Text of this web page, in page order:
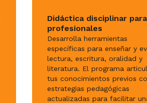
Didáctica disciplinar para
profesionales
Desarrolla herramientas
específicas para enseñar y
lectura, escritura, oralidad y
literatura. El programa
tus conocimientos previos
estrategias pedagógicas
actualizadas para facilitar